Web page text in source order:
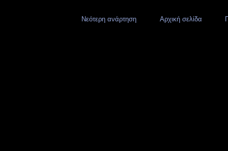
Νεότερη ανάρτηση Αρχική σελίδα